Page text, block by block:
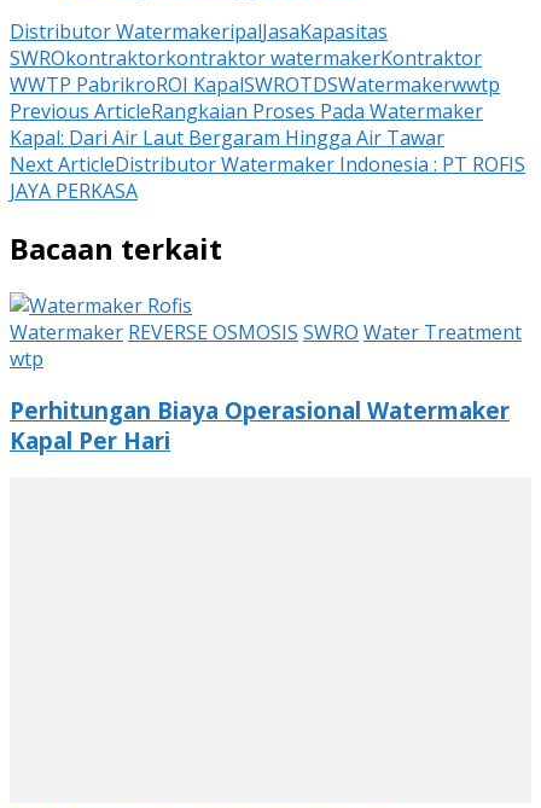
Distributor WatermakeripalJasaKapasitas
SWROkontraktorkontraktor watermakerKontraktor
WWTP PabrikroROI KapalSWROTDSWatermakerwwtp
Post
Navigation
Previous ArticleRangkaian Proses Pada Watermaker
Kapal: Dari Air Laut Bergaram Hingga Air Tawar
Next ArticleDistributor Watermaker Indonesia : PT ROFIS
JAYA PERKASA
Bacaan terkait
Watermaker REVERSE OSMOSIS SWRO Water Treatment
wtp
Perhitungan Biaya Operasional Watermaker
Kapal Per Hari